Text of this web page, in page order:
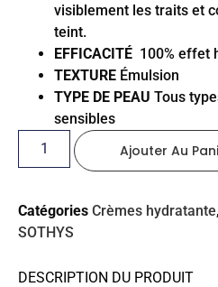
visiblement les traits et
teint.
EFFICACITÉ 100% effet
TEXTURE Émulsion
TYPE DE PEAU Tous
sensibles
Ajouter Au
Catégories Crèmes hydratante,
SOTHYS
DESCRIPTION DU PRODUIT